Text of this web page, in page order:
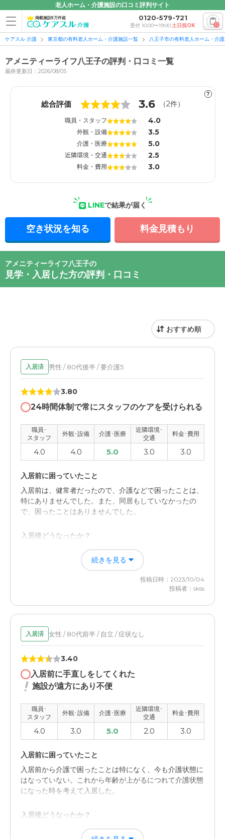
老人ホーム・介護施設の口コミ評判サイト
掲載施設5万件超 0120-579-721
受付 10:00〜19:00土日祝OK 0
ケアスル 介護 東京都の有料老人ホーム・介護施設一覧 八王子市の有料老人ホーム・介
アメニティーライフ八王子の評判・口コミ一覧
最終更新日：2026/08/05
?
総合評価 3.6 （2件）
職員・スタッフ 4.0
外観・設備 3.5
介護・医療 5.0
近隣環境・交通 2.5
料金・費用 3.0
LINEで結果が届く
空き状況を知る 料金見積もり
アメニティーライフ八王子の
見学・入居した方の評判・口コミ
入居済 男性 / 80代後半 / 要介護5
3.80
24時間体制で常にスタッフのケアを受けられる
職員･
スタッフ
外観･設備 介護･医療
近隣環境･
交通
料金･費用
4.0 4.0 5.0 3.0 3.0
入居前に困っていたこと
入居前は、健常者だったので、介護などで困ったことは、
特にありませんでした。また、同居もしていなかったの
で、困ったことはありませんでした。
入居後どうなったか？
入った施設は、隣に病院もあり、要介護になっても完全看
護をしてくれるところだったので、介護で困ることは全く
職員・スタッフ・他入居者の雰囲気について
事務の方々、介護、看護のいずれの方々も、相談などもし
やすく、雰囲気は良かったと思います。
外観・内装・居室・設備について
共通スペースや余暇を楽しめるような場所も多くあり、そ
ういった部分も充実している印象
24時間、常にスタッフの方々がついて、面倒をみてくれ
るし、隣に病院もあり、十分なサービスを受けられた印象
近隣環境や交通アクセスについて
しており、それなりだったと思います。
続きを見る
投稿日時：2023/10/04
投稿者：skss
入居済 女性 / 80代前半 / 自立 / 症状なし
3.40
入居前に手直しをしてくれた
施設が遠方にあり不便
職員･
スタッフ
外観･設備 介護･医療
近隣環境･
交通
料金･費用
4.0 3.0 5.0 2.0 3.0
入居前に困っていたこと
入居前から介護で困ったことは特になく、今も介護状態に
はなっていない。これから年齢が上がるにつれて介護状態
になった時を考えて入居した。
入居後どうなったか？
入居前から介護で困ったことがない。現在も自立した生活